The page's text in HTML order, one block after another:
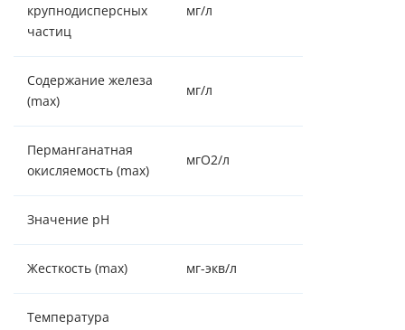
крупнодисперсных
частиц
мг/л
Содержание железа
(max)
мг/л
Перманганатная
окисляемость (max)
мгO2/л
Значение pH
Жесткость (max) мг-экв/л
Температура